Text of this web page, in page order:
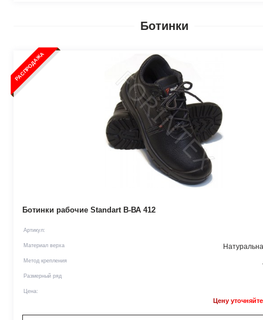
Ботинки
РАСПРОДАЖА
Ботинки рабочие Standart В-ВА 412
Артикул:
Материал верха
Метод крепления
Размерный ряд
Цена:
Цену